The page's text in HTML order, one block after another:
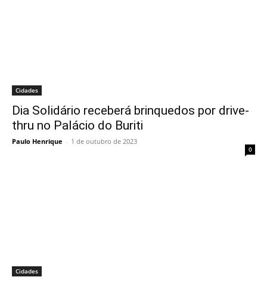
Cidades
Dia Solidário receberá brinquedos por drive-
thru no Palácio do Buriti
Paulo Henrique - 1 de outubro de 2023
0
Cidades